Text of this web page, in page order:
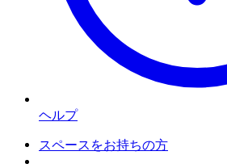
ヘルプ
スペースをお持ちの方